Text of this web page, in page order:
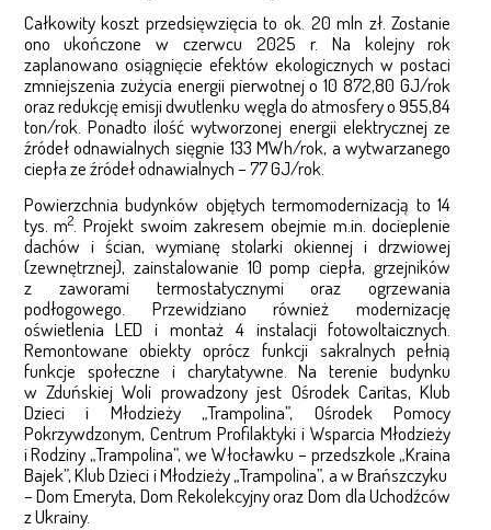
DZIEŁA OPIEKUŃCZE I WYCHOWAWCZE
DOMY REKOLEKCYJNE
FUNDACJA KSIĘDZA ORIONE CZYŃMY DOBRO
FUNDACJA „ŚLADY MIŁOŚCI”
DRABINA JAKUBOWA
PROJEKT TRAMPOLINA
KAWIARNIA „NASZE NIEBO W MIEŚCIE”
POMAGAM Z RADOŚCIĄ
INWESTYCJE WSPÓŁFINANSOWANE
NIEPUBLICZNE PRZEDSZKOLE W HENRYKOWIE
Całkowity koszt przedsięwzięcia to ok. 20 mln zł. Zostanie
ono ukończone w czerwcu 2025 r. Na kolejny rok
zaplanowano osiągnięcie efektów ekologicznych w postaci
zmniejszenia zużycia energii pierwotnej o 10 872,80 GJ/rok
oraz redukcję emisji dwutlenku węgla do atmosfery o 955,84
ton/rok. Ponadto ilość wytworzonej energii elektrycznej ze
źródeł odnawialnych sięgnie 133 MWh/rok, a wytwarzanego
ciepła ze źródeł odnawialnych – 77 GJ/rok.
Powierzchnia budynków objętych termomodernizacją to 14
tys. m2. Projekt swoim zakresem obejmie m.in. docieplenie
dachów i ścian, wymianę stolarki okiennej i drzwiowej
(zewnętrznej), zainstalowanie 10 pomp ciepła, grzejników
z zaworami termostatycznymi oraz ogrzewania
podłogowego. Przewidziano również modernizację
oświetlenia LED i montaż 4 instalacji fotowoltaicznych.
Remontowane obiekty oprócz funkcji sakralnych pełnią
funkcje społeczne i charytatywne. Na terenie budynku
w Zduńskiej Woli prowadzony jest Ośrodek Caritas, Klub
Dzieci i Młodzieży „Trampolina”, Ośrodek Pomocy
Pokrzywdzonym, Centrum Profilaktyki i Wsparcia Młodzieży
i Rodziny „Trampolina”, we Włocławku – przedszkole „Kraina
Bajek”, Klub Dzieci i Młodzieży „Trampolina”, a w Brańszczyku
– Dom Emeryta, Dom Rekolekcyjny oraz Dom dla Uchodźców
z Ukrainy.